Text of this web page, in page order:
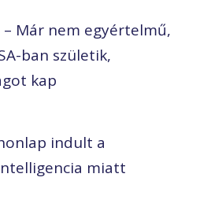
Már nem egyértelmű,
ban születik,
kap
indult a
miatt